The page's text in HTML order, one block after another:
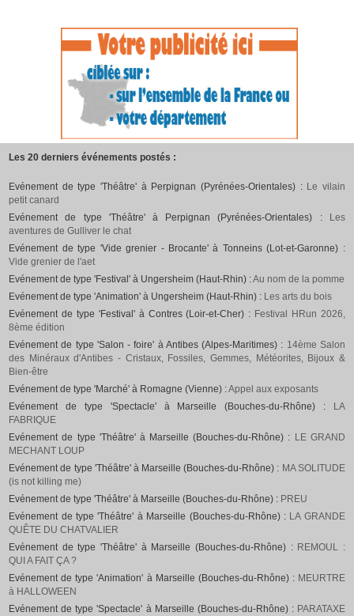
Les 20 derniers événements postés :
Evénement de type 'Théâtre' à Perpignan (Pyrénées-Orientales) : Le vilain
petit canard
Evénement de type 'Théâtre' à Perpignan (Pyrénées-Orientales) :
Les
aventures de Gulliver le chat
Evénement de type 'Vide grenier - Brocante' à Tonneins (Lot-et-Garonne) :
Vide grenier de l'aet
Evénement de type 'Festival' à Ungersheim (Haut-Rhin) :Au nom de la pomme
Evénement de type 'Animation' à Ungersheim (Haut-Rhin) : Les arts du bois
Evénement de type 'Festival' à Contres (Loir-et-Cher) : Festival HRun 2026,
8ème édition
Evénement de type 'Salon - foire' à Antibes (Alpes-Maritimes) : 14ème Salon
des Minéraux d'Antibes - Cristaux, Fossiles, Gemmes, Météorites, Bijoux &
Bien-être
Evénement de type 'Marché' à Romagne (Vienne) :Appel aux exposants
Evénement de type 'Spectacle' à Marseille (Bouches-du-Rhône) :
LA
FABRIQUE
Evénement de type 'Théâtre' à Marseille (Bouches-du-Rhône) : LE GRAND
MECHANT LOUP
Evénement de type 'Théâtre' à Marseille (Bouches-du-Rhône) : MA SOLITUDE
(is not killing me)
Evénement de type 'Théâtre' à Marseille (Bouches-du-Rhône) : PREU
Evénement de type 'Théâtre' à Marseille (Bouches-du-Rhône) : LA GRANDE
QUÊTE DU CHATVALIER
Evénement de type 'Théâtre' à Marseille (Bouches-du-Rhône) : REMOUL :
QUI A FAIT ÇA ?
Evénement de type 'Animation' à Marseille (Bouches-du-Rhône) : MEURTRE
à HALLOWEEN
Evénement de type 'Spectacle' à Marseille (Bouches-du-Rhône) : PARATAXE